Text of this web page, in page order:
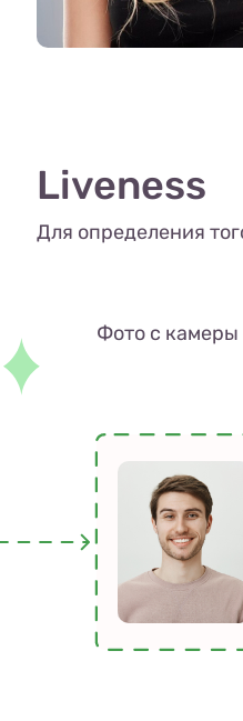
Liveness
Для определения
Фото с камеры